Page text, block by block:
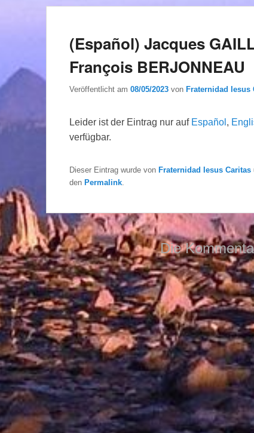
(Español) Jacques
François BERJONNEAU
Veröffentlicht am 08/05/2023 von Fraternidad Iesus
Leider ist der Eintrag nur auf Español ,
verfügbar.
Dieser Eintrag wurde von Fraternidad Iesus Caritas
den Permalink
Die